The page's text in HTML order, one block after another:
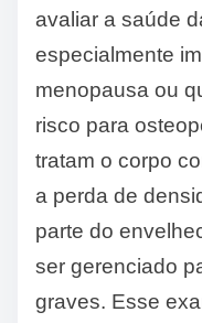
avaliar a saúde
especialmente
menopausa ou
risco para
tratam o corpo
a perda de
parte do
ser gerenciado
graves. Esse